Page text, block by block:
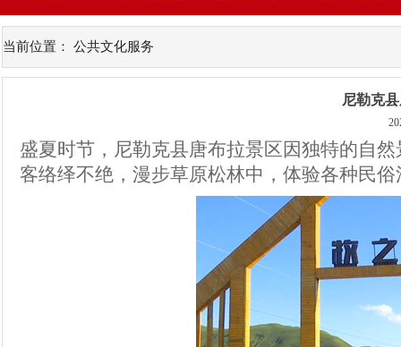
当前位置： 公共文化服务
尼勒克
盛夏时节，尼勒克县唐布拉景区因独特的自
客络绎不绝，漫步草原松林中，体验各种民